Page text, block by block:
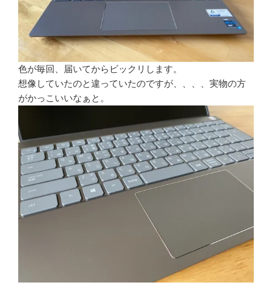
色が毎回、届いてからビックリします。
想像していたのと違っていたのですが、、、、実物の方
がかっこいいなぁと。